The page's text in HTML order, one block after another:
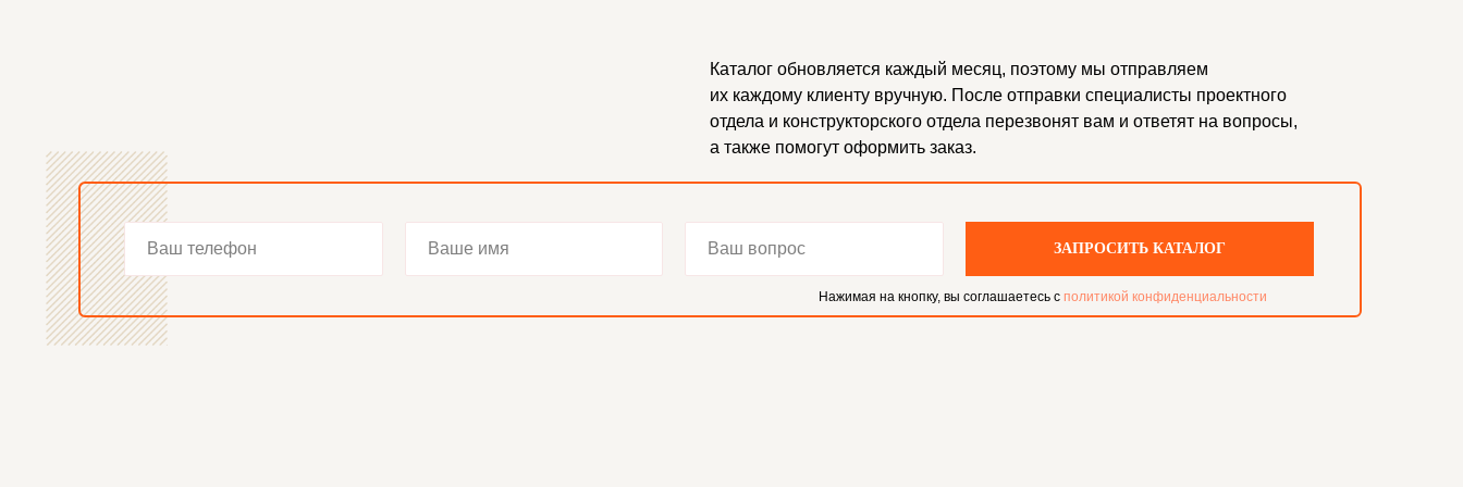
Каталог обновляется каждый месяц, поэтому мы отправляем
их каждому клиенту вручную. После отправки специалисты проектного
отдела и конструкторского отдела перезвонят вам и ответят на вопросы,
а также помогут оформить заказ.
ЗАПРОСИТЬ КАТАЛОГ
Нажимая на кнопку, вы соглашаетесь с политикой конфиденциальности